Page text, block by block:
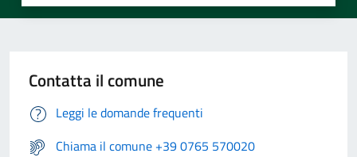
Contatta il comune
Leggi le domande frequenti
Chiama il comune +39 0765 570020